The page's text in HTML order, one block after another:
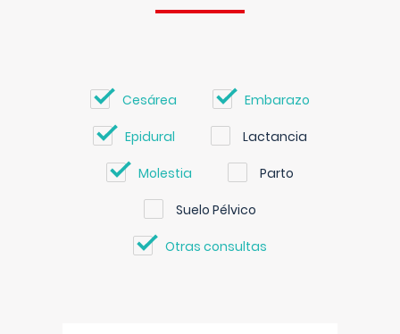
Cesárea Embarazo
Epidural Lactancia
Molestia Parto
Suelo Pélvico
Otras consultas